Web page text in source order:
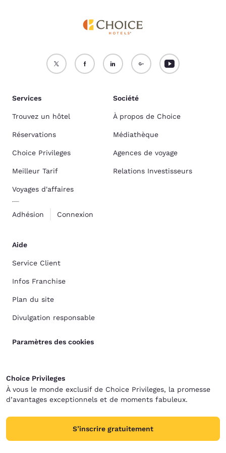
Services
Trouvez un hôtel
Réservations
Choice Privileges
Meilleur Tarif
Voyages d'affaires
Adhésion Connexion
Société
À propos de Choice
Médiathèque
Agences de voyage
Relations Investisseurs
Aide
Service Client
Infos Franchise
Plan du site
Divulgation responsable
Paramètres des cookies
Choice Privileges
À vous le monde exclusif de Choice Privileges, la promesse
d’avantages exceptionnels et de moments fabuleux.
S’inscrire gratuitement